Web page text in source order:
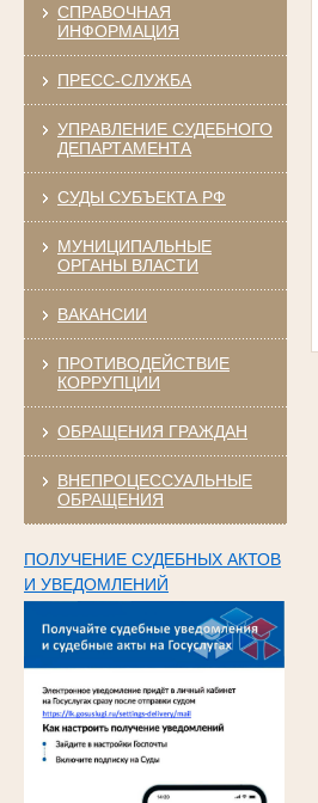
СПРАВОЧНАЯ
ИНФОРМАЦИЯ
ПРЕСС-СЛУЖБА
УПРАВЛЕНИЕ СУДЕБНОГО
ДЕПАРТАМЕНТА
СУДЫ СУБЪЕКТА РФ
МУНИЦИПАЛЬНЫЕ
ОРГАНЫ ВЛАСТИ
ВАКАНСИИ
ПРОТИВОДЕЙСТВИЕ
КОРРУПЦИИ
ОБРАЩЕНИЯ ГРАЖДАН
ВНЕПРОЦЕССУАЛЬНЫЕ
ОБРАЩЕНИЯ
ПОЛУЧЕНИЕ СУДЕБНЫХ АКТОВ
И УВЕДОМЛЕНИЙ